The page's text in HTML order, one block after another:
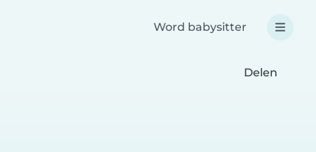
Word babysitter
Delen